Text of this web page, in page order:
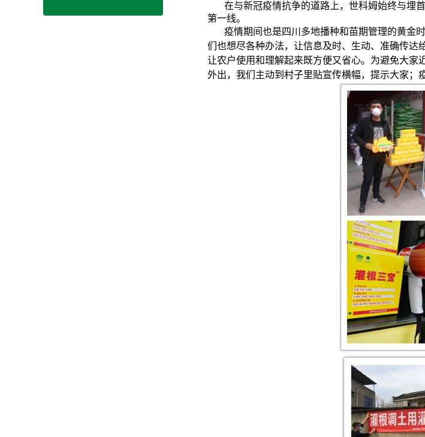
在与新冠疫情抗争的道路上，世科姆始终与埋
第一线。
疫情期间也是四川多地播种和苗期管理的黄金
们也想尽各种办法，让信息及时、生动、准确传达
让农户使用和理解起来既方便又省心。为避免大家
外出，我们主动到村子里贴宣传横幅，提示大家；